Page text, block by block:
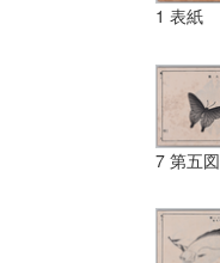
1 表紙
7 第五図